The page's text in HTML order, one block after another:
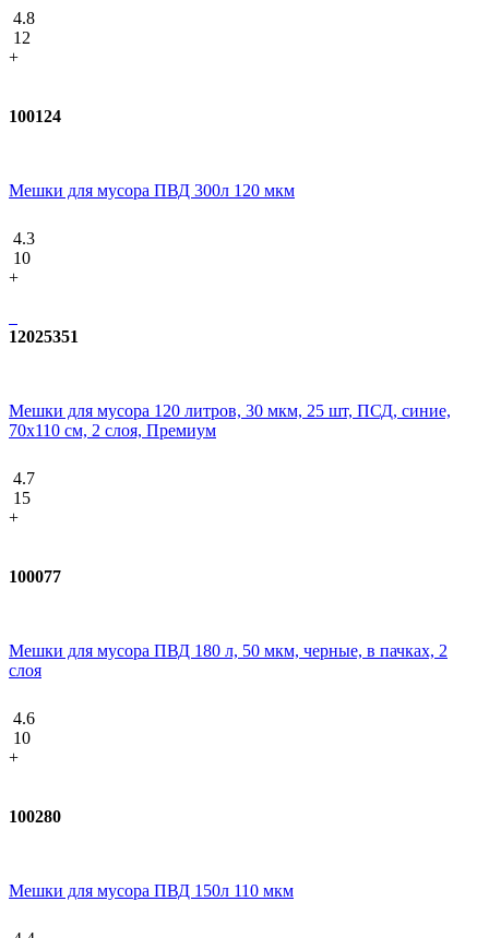
4.8
12
+
100124
Мешки для мусора ПВД 300л 120 мкм
4.3
10
+
12025351
Мешки для мусора 120 литров, 30 мкм, 25 шт, ПСД, синие,
70x110 см, 2 слоя, Премиум
4.7
15
+
100077
Мешки для мусора ПВД 180 л, 50 мкм, черные, в пачках, 2
слоя
4.6
10
+
100280
Мешки для мусора ПВД 150л 110 мкм